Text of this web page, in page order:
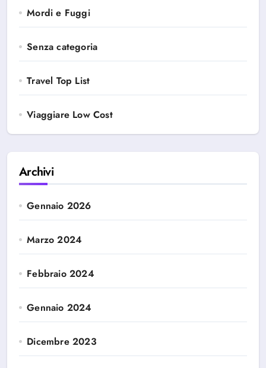
Mordi e Fuggi
Senza categoria
Travel Top List
Viaggiare Low Cost
Archivi
Gennaio 2026
Marzo 2024
Febbraio 2024
Gennaio 2024
Dicembre 2023